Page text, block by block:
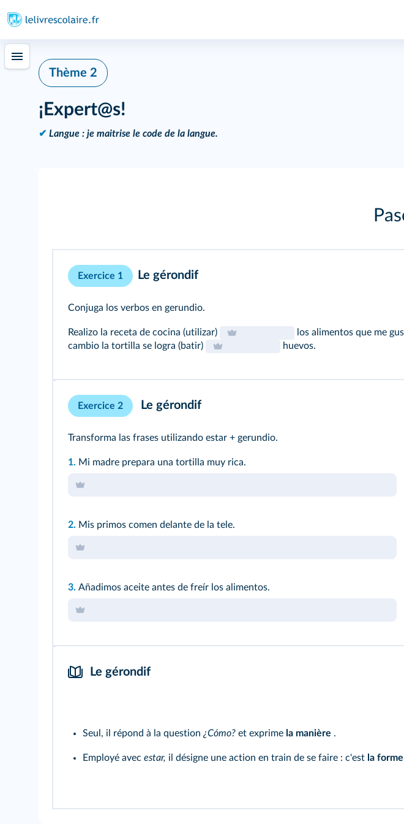
Thème 2
¡Expert@s!
✔ Langue : je maitrise le code de la langue.
Exercice 1 Le gérondif
Conjuga los verbos en gerundio.
Realizo la receta de cocina (utilizar) los alimentos que me
cambio la tortilla se logra (batir)
huevos.
Exercice 2 Le gérondif
Transforma las frases utilizando estar + gerundio.
1. Mi madre prepara una tortilla muy rica.
2. Mis primos comen delante de la tele.
3. Añadimos aceite antes de freír los alimentos.
Le gérondif
Seul, il répond à la question ¿Cómo? et exprime la manière .
Employé avec estar, il désigne une action en train de se faire : c'est la